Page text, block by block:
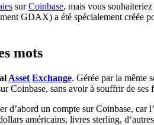
surCoinbase, mais vous
GDAX) a été spécialement créée
mots
Asset Exchange. Gérée par la même
Coinbase, sans avoir à souffrir de ses
d’abord un compte sur Coinbase,
américains, livres sterling,